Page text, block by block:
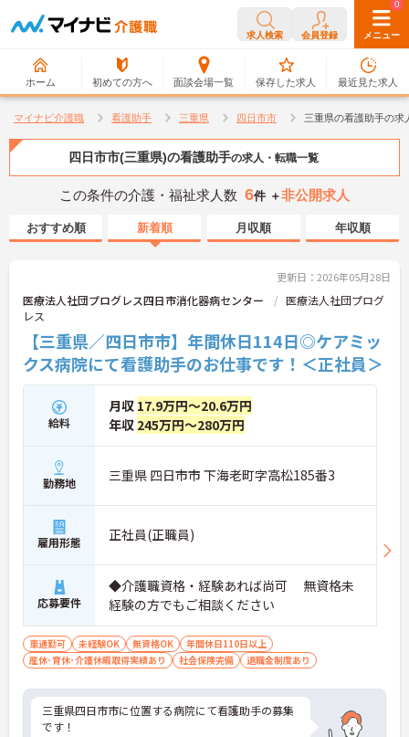
求人検索 会員登録 メニュー
ホーム 初めての方へ 面談会場一覧
0
保存した求人
0
最近見た求人
マイナビ介護職 看護助手 三重県 四日市市 三重県の看護助手の求
四日市市(三重県)の看護助手の求人・転職一覧
この条件の介護・福祉求人数 6件 ＋非公開求人
おすすめ順 新着順 月収順 年収順
更新日：2026年05月28日
医療法人社団プログレス四日市消化器病センター
医療法人社団プログ
レス
【三重県／四日市市】年間休日114日◎ケアミッ
クス病院にて看護助手のお仕事です！＜正社員＞
給料
月収 17.9万円～20.6万円
年収 245万円～280万円
勤務地 三重県 四日市市 下海老町字高松185番3
雇用形態 正社員(正職員)
応募要件
◆介護職資格・経験あれば尚可 無資格未
経験の方でもご相談ください
車通勤可 未経験OK 無資格OK
年間休日110日以上
産休･育休･介護休暇取得実績あり
社会保険完備 退職金制度あり
三重県四日市市に位置する病院にて看護助手の募集
です！